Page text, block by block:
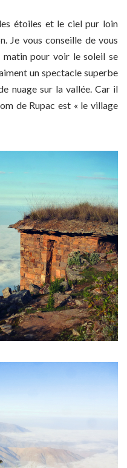
étoiles et le ciel pur loin
Je vous conseille de vous
matin pour voir le soleil se
un spectacle superbe
nuage sur la vallée. Car il
de Rupac est « le village